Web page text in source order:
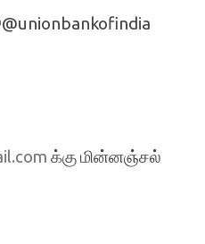
க்கு மின்னஞ்சல்